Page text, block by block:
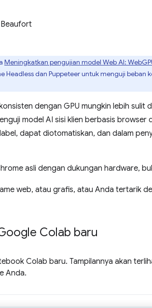
Meningkatkan pengujian model Web AI:
dan Puppeteer untuk menguji beban
dengan GPU mungkin lebih sulit
model AI sisi klien berbasis browser
dapat diotomatiskan, dan dalam
asli dengan dukungan hardware,
web, atau grafis, atau Anda tertarik
Colab baru
Colab baru. Tampilannya akan
Anda.